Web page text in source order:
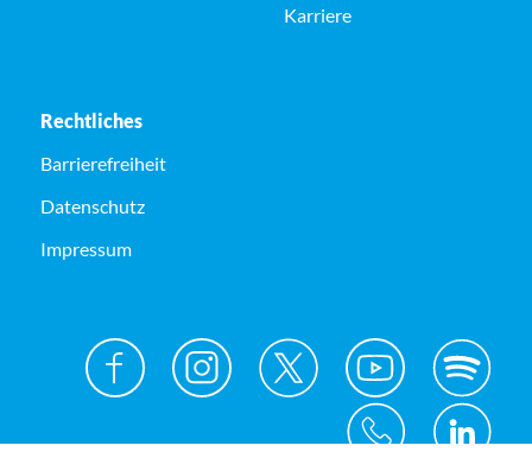
Karriere
Rechtliches
Barrierefreiheit
Datenschutz
Impressum